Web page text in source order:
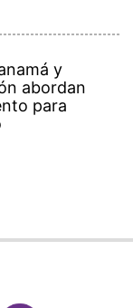
y
abordan
para